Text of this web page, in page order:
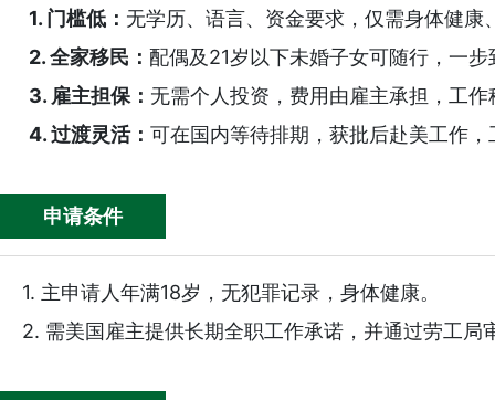
美国EB-5投资移民成功案... 美国EB-5投资移民
美国NIW移民成功案例-机... 美国EB-1A成功案例
1. 门槛低： 无学历、语言、资金要求，仅需身体健康
2. 全家移民： 配偶及21岁以下未婚子女可随行，一
3. 雇主担保 ： 无需个人投资，费用由雇主承担，工
4. 过渡灵活： 可在国内等待排期，获批后赴美工作
申请条件
1. 主申请人年满18岁，无犯罪记录，身体健康。
2. 需美国雇主提供长期全职工作承诺，并通过劳工局